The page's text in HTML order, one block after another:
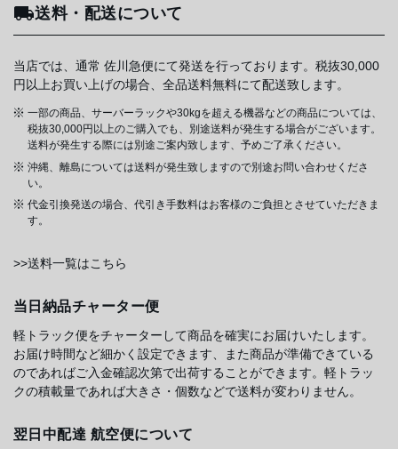
送料・配送について
当店では、通常 佐川急便にて発送を行っております。税抜30,000
円以上お買い上げの場合、全品送料無料にて配送致します。
一部の商品、サーバーラックや30kgを超える機器などの商品については、
税抜30,000円以上のご購入でも、別途送料が発生する場合がございます。
送料が発生する際には別途ご案内致します、予めご了承ください。
沖縄、離島については送料が発生致しますので別途お問い合わせくださ
い。
代金引換発送の場合、代引き手数料はお客様のご負担とさせていただきま
す。
>>送料一覧はこちら
当日納品チャーター便
軽トラック便をチャーターして商品を確実にお届けいたします。
お届け時間など細かく設定できます、また商品が準備できている
のであればご入金確認次第で出荷することができます。軽トラッ
クの積載量であれば大きさ・個数などで送料が変わりません。
翌日中配達 航空便について